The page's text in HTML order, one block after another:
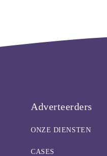
Adverteerders
ONZE DIENSTEN
CASES